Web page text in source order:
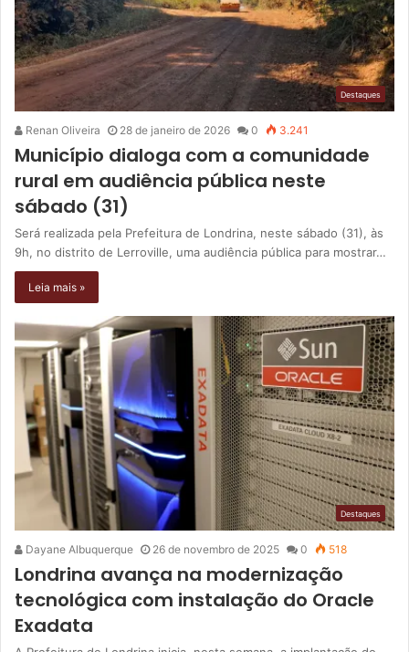
Destaques
Renan Oliveira 28 de janeiro de 2026 0 3.241
Município dialoga com a comunidade
rural em audiência pública neste
sábado (31)
Será realizada pela Prefeitura de Londrina, neste sábado (31), às
9h, no distrito de Lerroville, uma audiência pública para mostrar…
Leia mais »
Destaques
Dayane Albuquerque 26 de novembro de 2025 0 518
Londrina avança na modernização
tecnológica com instalação do Oracle
Exadata